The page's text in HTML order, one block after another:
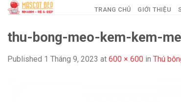
Skip
content
TRANG CHỦ GIỚI THIỆU
thu-bong-meo-kem-kem-
Published 1 Tháng 9, 2023 at 600 × 600 in Thú